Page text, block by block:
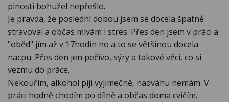
plnosti bohužel nepřešlo.
Je pravda, že poslední dobou jsem se docela špatně
stravoval a občas mívám i stres. Přes den jsem v práci a
"oběd" jím až v 17hodin no a to se většinou docela
nacpu. Přes den jen pečivo, sýry a takové věci, co si
vezmu do práce.
Nekouřím, alkohol piji vyjimečně, nadváhu nemám. V
práci hodně chodím po dílně a občas doma cvičím.